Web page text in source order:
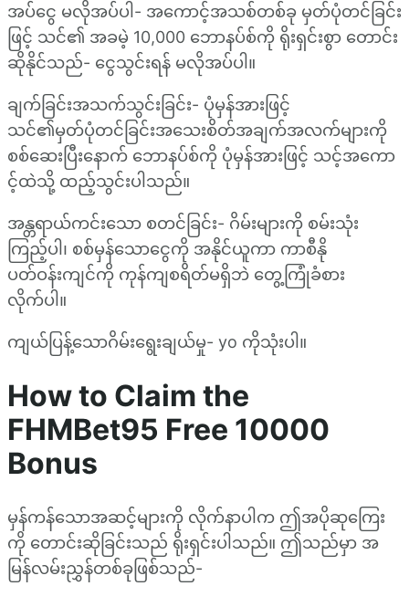
အပ်ငွေ မလိုအပ်ပါ- အကောင့်အသစ်တစ်ခု မှတ်ပုံတင်ခြင်း
ဖြင့် သင်၏ အခမဲ့ 10,000 ဘောနပ်စ်ကို ရိုးရှင်းစွာ တောင်း
ဆိုနိုင်သည်- ငွေသွင်းရန် မလိုအပ်ပါ။
ချက်ခြင်းအသက်သွင်းခြင်း- ပုံမှန်အားဖြင့်
သင်၏မှတ်ပုံတင်ခြင်းအသေးစိတ်အချက်အလက်များကို
စစ်ဆေးပြီးနောက် ဘောနပ်စ်ကို ပုံမှန်အားဖြင့် သင့်အကော
င့်ထဲသို့ ထည့်သွင်းပါသည်။
အန္တရာယ်ကင်းသော စတင်ခြင်း- ဂိမ်းများကို စမ်းသုံး
ကြည့်ပါ၊ စစ်မှန်သောငွေကို အနိုင်ယူကာ ကာစီနို
ပတ်ဝန်းကျင်ကို ကုန်ကျစရိတ်မရှိဘဲ တွေ့ကြုံခံစား
လိုက်ပါ။
ကျယ်ပြန့်သောဂိမ်းရွေးချယ်မှု- yo ကိုသုံးပါ။
How to Claim the
FHMBet95 Free 10000
Bonus
မှန်ကန်သောအဆင့်များကို လိုက်နာပါက ဤအပိုဆုကြေး
ကို တောင်းဆိုခြင်းသည် ရိုးရှင်းပါသည်။ ဤသည်မှာ အ
မြန်လမ်းညွှန်တစ်ခုဖြစ်သည်-